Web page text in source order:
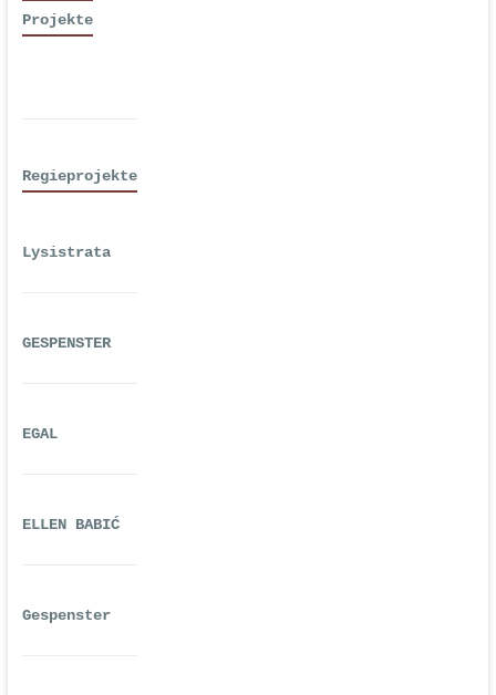
Projekte
Regieprojekte
Lysistrata
GESPENSTER
EGAL
ELLEN BABIĆ
Gespenster